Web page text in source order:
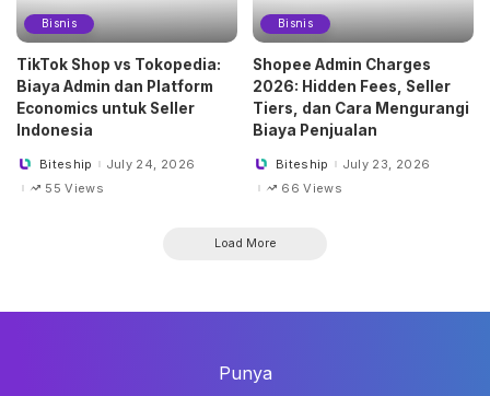
Bisnis
TikTok Shop vs Tokopedia:
Biaya Admin dan Platform
Economics untuk Seller
Indonesia
PostedBiteship
July 24, 2026
55 Views
Bisnis
Shopee Admin Charges
2026: Hidden Fees, Seller
Tiers, dan Cara Mengurangi
Biaya Penjualan
PostedBiteship
July 23, 2026
66 Views
Load More
Punya